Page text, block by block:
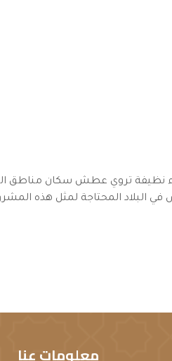
نظيفة تروي عطش سكان مناطق
البلاد المحتاجة لمثل هذه
معلومات عنا